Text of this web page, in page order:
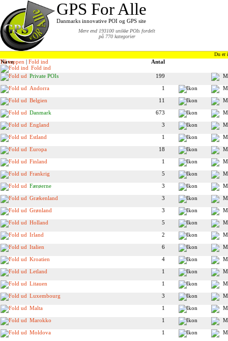
Mere end 193100 unikke POIs fordelt
på 770 kategorier
GPS For Alle
Danmarks innovative POI og GPS site
Du er
Til toppen | Fold ind
Navn
Antal
Fold ind
Private POIs
199
Andorra
1
Belgien
11
Danmark
673
England
3
Estland
1
Europa
18
Finland
1
Frankrig
5
Færøerne
3
Grækenland
3
Grønland
3
Holland
5
Irland
2
Italien
6
Kroatien
4
Letland
1
Litauen
1
Luxembourg
3
Malta
1
Marokko
1
Moldova
1